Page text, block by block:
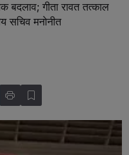
बदलाव; गीता रावत तत्काल
सचिव मनोनीत